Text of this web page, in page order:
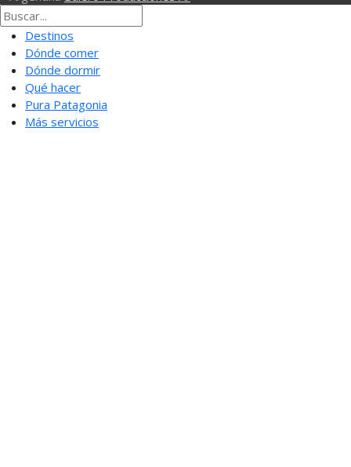
Destinos
Dónde comer
Dónde dormir
Qué hacer
Pura Patagonia
Más servicios